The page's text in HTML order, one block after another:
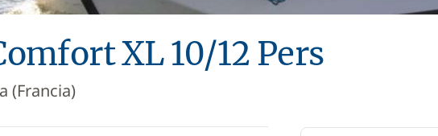
XL 10/12 Pers
(Francia)